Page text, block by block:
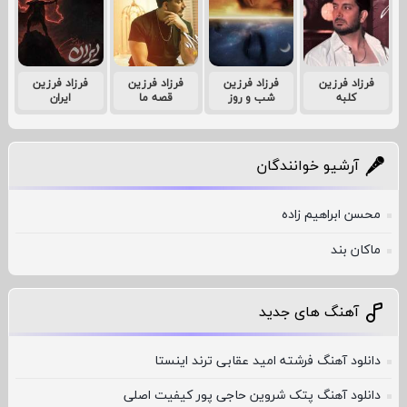
فرزاد فرزین
کلبه
فرزاد فرزین
شب و روز
فرزاد فرزین
قصه ما
فرزاد فرزین
ایران
آرشیو خوانندگان
محسن ابراهیم زاده
ماکان بند
آهنگ های جدید
دانلود آهنگ فرشته امید عقابی ترند اینستا
دانلود آهنگ پتک شروین حاجی پور کیفیت اصلی